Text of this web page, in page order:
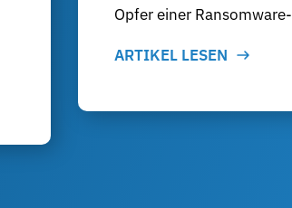
Opfer einer
ARTIKEL LESEN